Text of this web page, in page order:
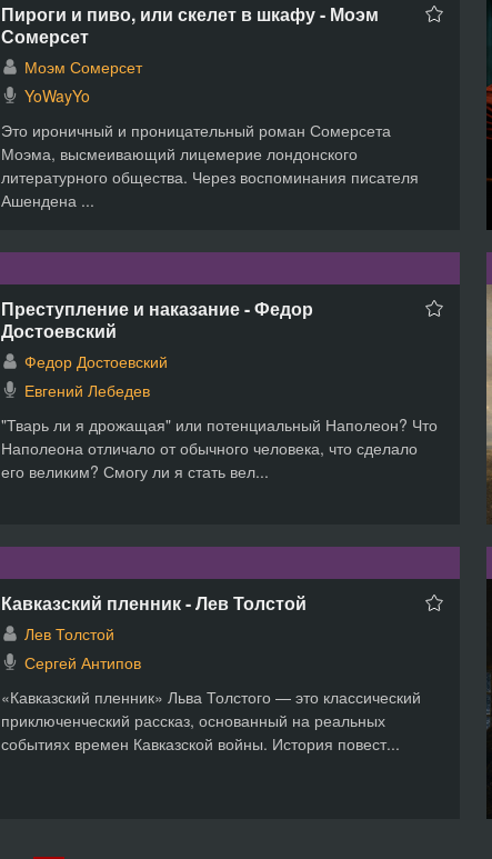
Пироги и пиво, или скелет в шкафу - Моэм
Сомерсет
Моэм Сомерсет
YoWayYo
Это ироничный и проницательный роман Сомерсета
Моэма, высмеивающий лицемерие лондонского
литературного общества. Через воспоминания писателя
Ашендена ...
Преступление и наказание - Федор
Достоевский
Федор Достоевский
Евгений Лебедев
"Тварь ли я дрожащая" или потенциальный Наполеон? Что
Наполеона отличало от обычного человека, что сделало
его великим? Смогу ли я стать вел...
Кавказский пленник - Лев Толстой
Лев Толстой
Сергей Антипов
«Кавказский пленник» Льва Толстого — это классический
приключенческий рассказ, основанный на реальных
событиях времен Кавказской войны. История повест...